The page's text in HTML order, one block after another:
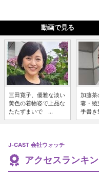
動画で見る
三田寛子、優雅な淡い
黄色の着物姿で上品な
たたずまいで ...
加藤
妻・綾
手書き
J-CAST 会社ウォッチ
アクセスランキ